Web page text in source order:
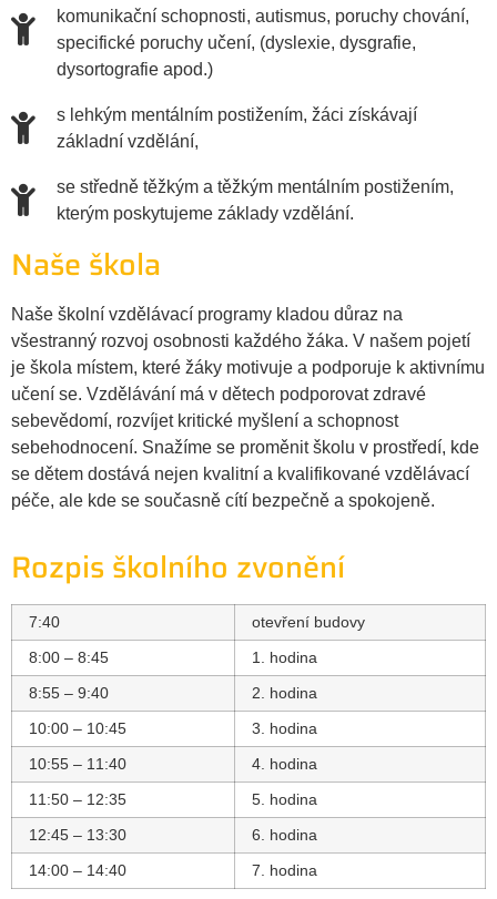
komunikační schopnosti, autismus, poruchy chování,
specifické poruchy učení, (dyslexie, dysgrafie,
dysortografie apod.)
s lehkým mentálním postižením, žáci získávají
základní vzdělání,
se středně těžkým a těžkým mentálním postižením,
kterým poskytujeme základy vzdělání.
Naše škola
Naše školní vzdělávací programy kladou důraz na
všestranný rozvoj osobnosti každého žáka. V našem pojetí
je škola místem, které žáky motivuje a podporuje k aktivnímu
učení se. Vzdělávání má v dětech podporovat zdravé
sebevědomí, rozvíjet kritické myšlení a schopnost
sebehodnocení. Snažíme se proměnit školu v prostředí, kde
se dětem dostává nejen kvalitní a kvalifikované vzdělávací
péče, ale kde se současně cítí bezpečně a spokojeně.
Rozpis školního zvonění
7:40
otevření budovy
8:00 – 8:45
1. hodina
8:55 – 9:40
2. hodina
10:00 – 10:45
3. hodina
10:55 – 11:40
4. hodina
11:50 – 12:35
5. hodina
12:45 – 13:30
6. hodina
14:00 – 14:40
7. hodina